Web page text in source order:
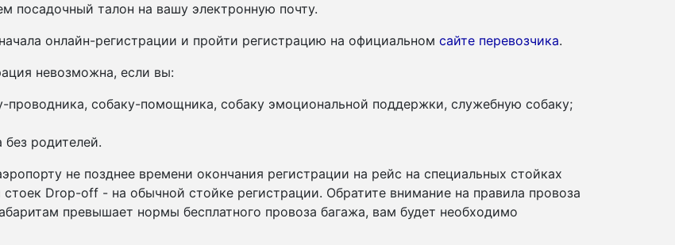
посадочный талон на вашу электронную почту.
онлайн-регистрации и пройти регистрацию на официальном сайте перевозчика.
невозможна, если вы:
проводника, собаку-помощника, собаку эмоциональной поддержки, служебную собаку;
без родителей.
не позднее времени окончания регистрации на рейс на специальных стойках
Drop-off - на обычной стойке регистрации. Обратите внимание на правила провоза
превышает нормы бесплатного провоза багажа, вам будет необходимо